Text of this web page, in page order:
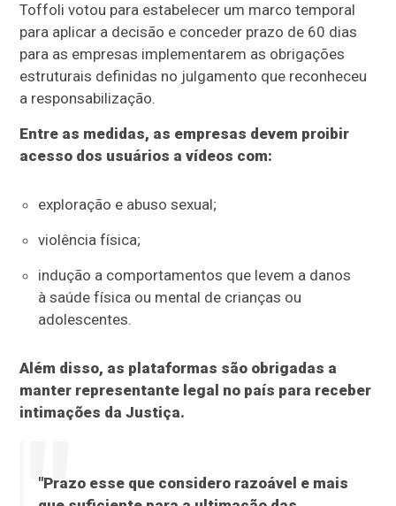
Toffoli votou para estabelecer um marco temporal
para aplicar a decisão e conceder prazo de 60 dias
para as empresas implementarem as obrigações
estruturais definidas no julgamento que reconheceu
a responsabilização.
Entre as medidas, as empresas devem proibir
acesso dos usuários a vídeos com:
exploração e abuso sexual;
violência física;
indução a comportamentos que levem a danos
à saúde física ou mental de crianças ou
adolescentes.
Além disso, as plataformas são obrigadas a
manter representante legal no país para receber
intimações da Justiça.
"Prazo esse que considero razoável e mais